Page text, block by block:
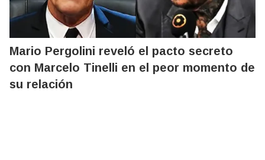
Mario Pergolini reveló el pacto secreto
con Marcelo Tinelli en el peor momento de
su relación